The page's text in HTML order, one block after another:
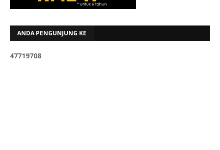
ANDA PENGUNJUNG KE
47719708